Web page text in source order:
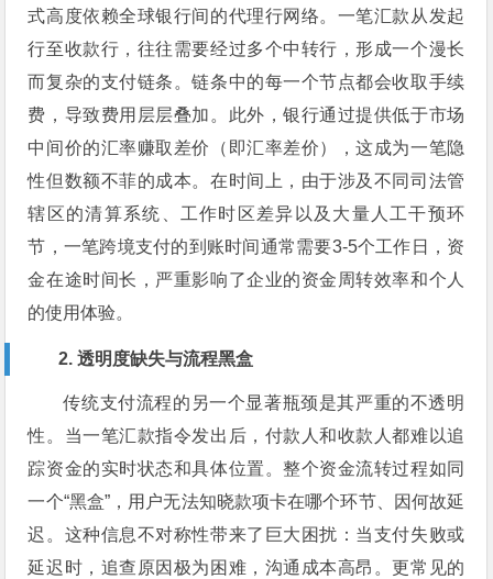
式高度依赖全球银行间的代理行网络。一笔汇款从发起
行至收款行，往往需要经过多个中转行，形成一个漫长
而复杂的支付链条。链条中的每一个节点都会收取手续
费，导致费用层层叠加。此外，银行通过提供低于市场
中间价的汇率赚取差价（即汇率差价），这成为一笔隐
性但数额不菲的成本。在时间上，由于涉及不同司法管
辖区的清算系统、工作时区差异以及大量人工干预环
节，一笔跨境支付的到账时间通常需要3-5个工作日，资
金在途时间长，严重影响了企业的资金周转效率和个人
的使用体验。
2. 透明度缺失与流程黑盒
传统支付流程的另一个显著瓶颈是其严重的不透明
性。当一笔汇款指令发出后，付款人和收款人都难以追
踪资金的实时状态和具体位置。整个资金流转过程如同
一个“黑盒”，用户无法知晓款项卡在哪个环节、因何故延
迟。这种信息不对称性带来了巨大困扰：当支付失败或
延迟时，追查原因极为困难，沟通成本高昂。更常见的